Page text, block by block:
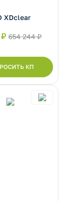
XDclear
₽ 654 244 ₽
КП